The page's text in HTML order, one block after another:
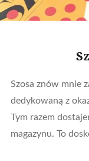
Szosa znów mnie
dedykowaną z
Tym razem
magazynu. To